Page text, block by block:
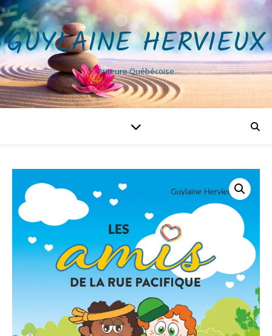
GUYLAINE HERVIEUX
Auteure Québécoise